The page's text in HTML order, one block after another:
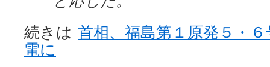
続きは 首相、福島第１原発５・
電に